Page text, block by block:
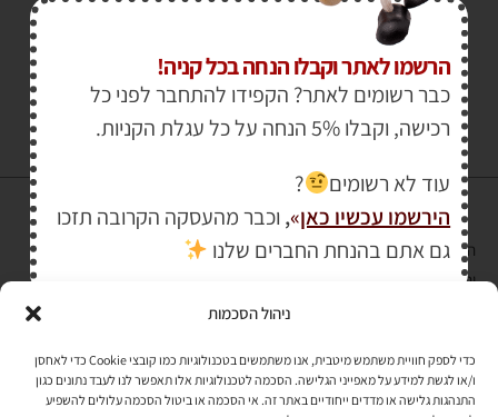
ניהול הסכמות
כדי לספק חוויית משתמש מיטבית, אנו משתמשים בטכנולוגיות כמו קובצי Cookie כדי לאחסן
ו/או לגשת למידע על מאפייני הגלישה. הסכמה לטכנולוגיות אלו תאפשר לנו לעבד נתונים כגון
התנהגות גלישה או מדדים ייחודיים באתר זה. אי הסכמה או ביטול הסכמה עלולים להשפיע
והעומד בתקן אבטחה PCI DSS Level-1
לתקנון האתר»
הרשמו לאתר וקבלו הנחה בכל קניה!
כבר רשומים לאתר? הקפידו להתחבר לפני כל
רכישה, וקבלו 5% הנחה על כל עגלת הקניות.
עוד לא רשומים
?
הירשמו עכשיו כאן»
, וכבר מהעסקה הקרובה תזכו
גם אתם בהנחת החברים שלנו